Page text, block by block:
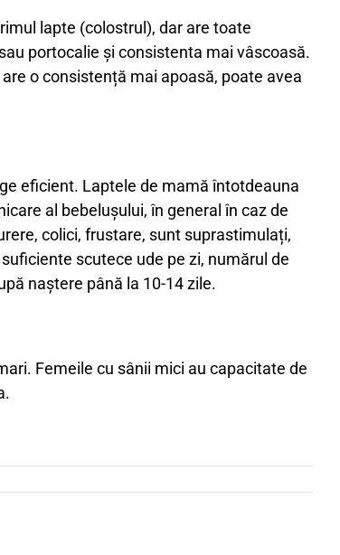
lapte (colostrul), dar are toate
portocalie și consistenta mai vâscoasă.
o consistență mai apoasă, poate avea
eficient. Laptele de mamă întotdeauna
al bebelușului, în general în caz de
colici, frustare, sunt suprastimulați,
scutece ude pe zi, numărul de
naștere până la 10-14 zile.
Femeile cu sânii mici au capacitate de